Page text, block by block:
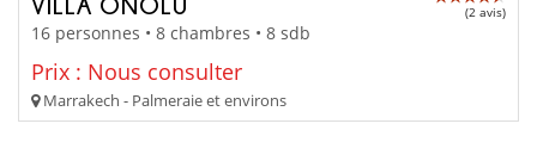
(2 avis)
16 personnes • 8 chambres • 8 sdb
Prix : Nous consulter
Marrakech - Palmeraie et environs